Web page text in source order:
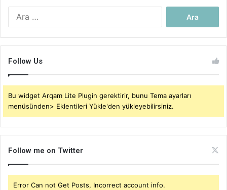
Follow Us
Bu widget Arqam Lite Plugin gerektirir, bunu Tema ayarları
menüsünden> Eklentileri Yükle'den yükleyebilirsiniz.
Follow me on Twitter
Error Can not Get Posts, Incorrect account info.